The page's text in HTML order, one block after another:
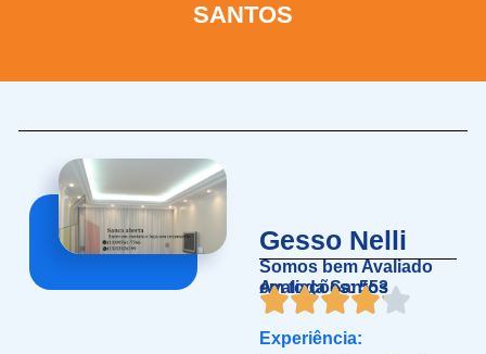
SANTOS
Gesso Nelli
Somos bem Avaliado
em toda Santos
Avaliações: 553
Experiência: